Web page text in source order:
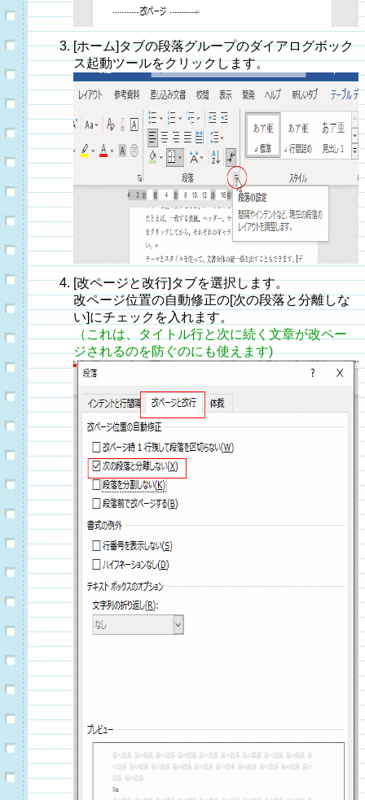
[ホーム]タブの段落グループのダイアログボック
ス起動ツールをクリックします。
[改ページと改行]タブを選択します。
改ページ位置の自動修正の[次の段落と分離しな
い]にチェックを入れます。
（これは、タイトル行と次に続く文章が改ペー
ジされるのを防ぐのにも使えます)